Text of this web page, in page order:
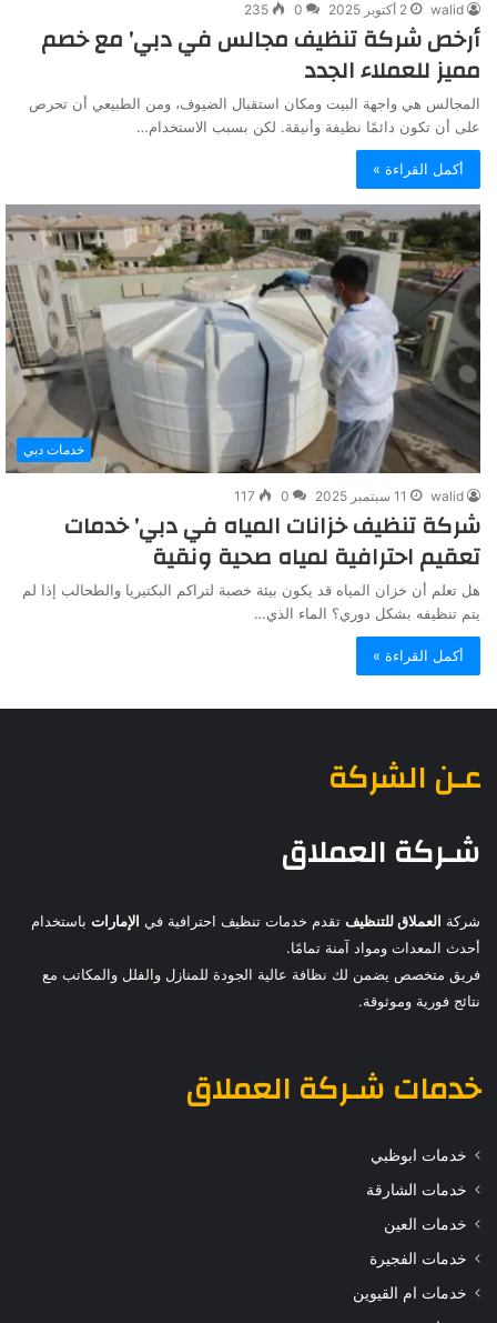
walid 2 أكتوبر 2025 0
235
أرخص شركة تنظيف مجالس في دبي’ مع خصم
مميز للعملاء الجدد
المجالس هي واجهة البيت ومكان استقبال الضيوف، ومن الطبيعي أن تحرص
على أن تكون دائمًا نظيفة وأنيقة. لكن بسبب الاستخدام…
أكمل القراءة »
خدمات دبي
walid 11 سبتمبر 2025 0
117
شركة تنظيف خزانات المياه في دبي’ خدمات
تعقيم احترافية لمياه صحية ونقية
هل تعلم أن خزان المياه قد يكون بيئة خصبة لتراكم البكتيريا والطحالب إذا لم
يتم تنظيفه بشكل دوري؟ الماء الذي…
أكمل القراءة »
عـن الشركة
شـركة العملاق
شركة العملاق للتنظيف تقدم خدمات تنظيف احترافية في الإمارات باستخدام
أحدث المعدات ومواد آمنة تمامًا.
فريق متخصص يضمن لك نظافة عالية الجودة للمنازل والفلل والمكاتب مع
نتائج فورية وموثوقة.
خدمات شـركة العملاق
خدمات ابوظبي
خدمات الشارقة
خدمات العين
خدمات الفجيرة
خدمات ام القيوين